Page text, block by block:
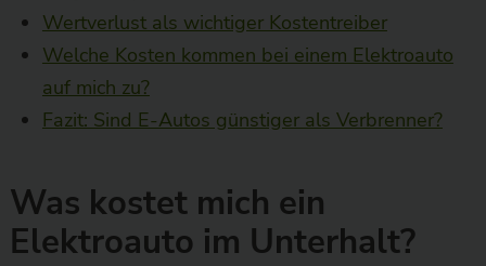
Wertverlust als wichtiger Kostentreiber
Welche Kosten kommen bei einem Elektroauto
auf mich zu?
Fazit: Sind E-Autos günstiger als Verbrenner?
Was kostet mich ein
Elektroauto im Unterhalt?